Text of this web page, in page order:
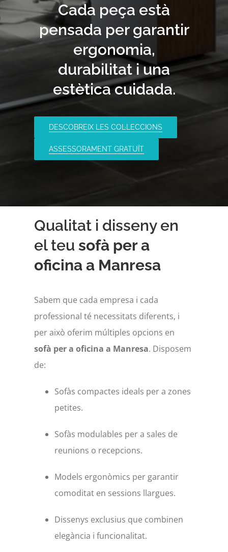
Cada peça està
pensada per garantir
ergonomia,
durabilitat i una
estètica cuidada.
DESCOBREIX LES COL·LECCIONS
ASSESSORAMENT GRATUÏT
Qualitat i disseny en
el teusofà per a
oficina a Manresa
Sabem que cada empresa i cada
professional té necessitats diferents, i
per això oferim múltiples opcions en
sofà per a oficina a Manresa. Disposem
de:
Sofàs compactes ideals per a zones
petites.
Sofàs modulables per a sales de
reunions o recepcions.
Models ergonòmics per garantir
comoditat en sessions llargues.
Dissenys exclusius que combinen
elegància i funcionalitat.